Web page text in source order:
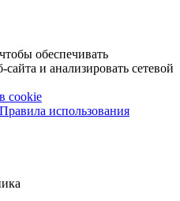
обеспечивать
и анализировать сетевой
cookie
Правила использования